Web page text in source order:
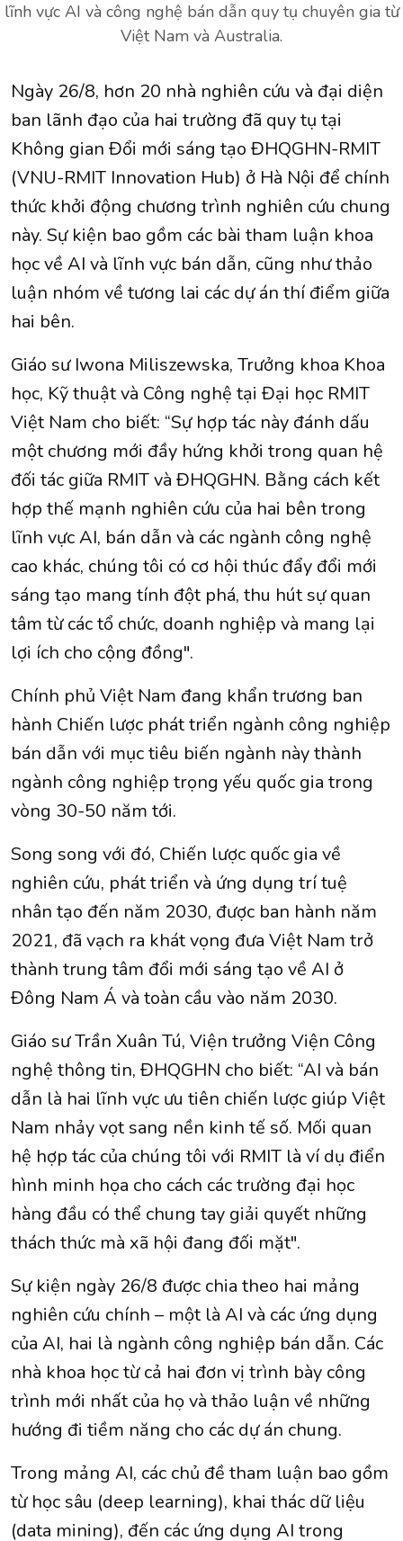
lĩnh vực AI và công nghệ bán dẫn quy tụ chuyên gia từ
Việt Nam và Australia.
Ngày 26/8, hơn 20 nhà nghiên cứu và đại diện
ban lãnh đạo của hai trường đã quy tụ tại
Không gian Đổi mới sáng tạo ĐHQGHN-RMIT
(VNU-RMIT Innovation Hub) ở Hà Nội để chính
thức khởi động chương trình nghiên cứu chung
này. Sự kiện bao gồm các bài tham luận khoa
học về AI và lĩnh vực bán dẫn, cũng như thảo
luận nhóm về tương lai các dự án thí điểm giữa
hai bên.
Giáo sư Iwona Miliszewska, Trưởng khoa Khoa
học, Kỹ thuật và Công nghệ tại Đại học RMIT
Việt Nam cho biết: “Sự hợp tác này đánh dấu
một chương mới đầy hứng khởi trong quan hệ
đối tác giữa RMIT và ĐHQGHN. Bằng cách kết
hợp thế mạnh nghiên cứu của hai bên trong
lĩnh vực AI, bán dẫn và các ngành công nghệ
cao khác, chúng tôi có cơ hội thúc đẩy đổi mới
sáng tạo mang tính đột phá, thu hút sự quan
tâm từ các tổ chức, doanh nghiệp và mang lại
lợi ích cho cộng đồng".
Chính phủ Việt Nam đang khẩn trương ban
hành Chiến lược phát triển ngành công nghiệp
bán dẫn với mục tiêu biến ngành này thành
ngành công nghiệp trọng yếu quốc gia trong
vòng 30-50 năm tới.
Song song với đó, Chiến lược quốc gia về
nghiên cứu, phát triển và ứng dụng trí tuệ
nhân tạo đến năm 2030, được ban hành năm
2021, đã vạch ra khát vọng đưa Việt Nam trở
thành trung tâm đổi mới sáng tạo về AI ở
Đông Nam Á và toàn cầu vào năm 2030.
Giáo sư Trần Xuân Tú, Viện trưởng Viện Công
nghệ thông tin, ĐHQGHN cho biết: “AI và bán
dẫn là hai lĩnh vực ưu tiên chiến lược giúp Việt
Nam nhảy vọt sang nền kinh tế số. Mối quan
hệ hợp tác của chúng tôi với RMIT là ví dụ điển
hình minh họa cho cách các trường đại học
hàng đầu có thể chung tay giải quyết những
thách thức mà xã hội đang đối mặt".
Sự kiện ngày 26/8 được chia theo hai mảng
nghiên cứu chính – một là AI và các ứng dụng
của AI, hai là ngành công nghiệp bán dẫn. Các
nhà khoa học từ cả hai đơn vị trình bày công
trình mới nhất của họ và thảo luận về những
hướng đi tiềm năng cho các dự án chung.
Trong mảng AI, các chủ đề tham luận bao gồm
từ học sâu (deep learning), khai thác dữ liệu
(data mining), đến các ứng dụng AI trong